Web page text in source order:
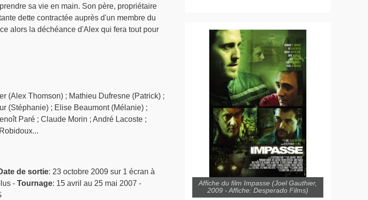
sa vie en main. Son père, propriétaire
dette contractée auprès d'un membre du
alors la déchéance d'Alex qui fera tout pour
(Alex Thomson) ; Mathieu Dufresne (Patrick) ;
(Stéphanie) ; Elise Beaumont (Mélanie) ;
Paré ; Claude Morin ; André Lacoste ;
de sortie: 23 octobre 2009 sur 1 écran à
- Tournage: 15 avril au 25 mai 2007 -
Affiche du film Impasse (Joel Gauthier,
2009 - Affiche: Desperado Films)